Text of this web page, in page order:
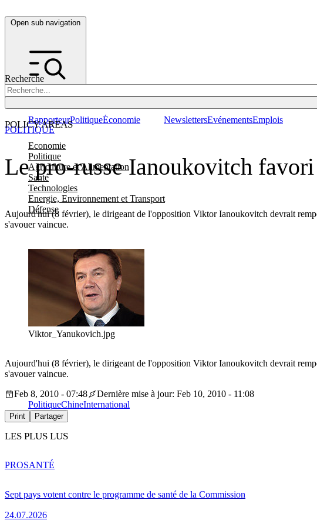
Open sub navigation
Recherche
POLICY AREAS
Economie
Politique
Agriculture et Alimentation
Santé
Technologies
Energie, Environnement et Transport
Défense
RapporteurPolitiqueÉconomie NewslettersEvénementsEmplois
Le pro-russe Ianoukovitch
Aujourd'hui (8 février), le dirigeant de l'opposition Viktor Ianoukovitch devrait
s'avouer vaincue.
POLITIQUE
Viktor_Yanukovich.jpg
Aujourd'hui (8 février), le dirigeant de l'opposition Viktor Ianoukovitch devrait
s'avouer vaincue.
Feb 8, 2010 - 07:48
Dernière mise à jour: Feb 10, 2010 - 11:08
PolitiqueChineInternational
Print Partager
LES PLUS LUS
Sept pays votent contre le programme de santé de la Commission
24.07.2026
PROSANTÉ